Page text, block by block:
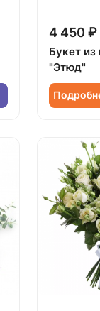
4 450 ₽
Букет из
"Этюд"